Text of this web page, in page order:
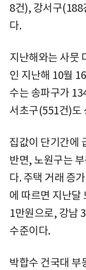
8건), 강서구(188
다.
지난해와는 사뭇
인 지난해 10월
수는 송파구가
서초구(551건)도
집값이 단기간에
반면, 노원구는
다. 주택 거래 증
에 따르면 지난달
1만원으로, 강남
수준이다.
박합수 건국대 부